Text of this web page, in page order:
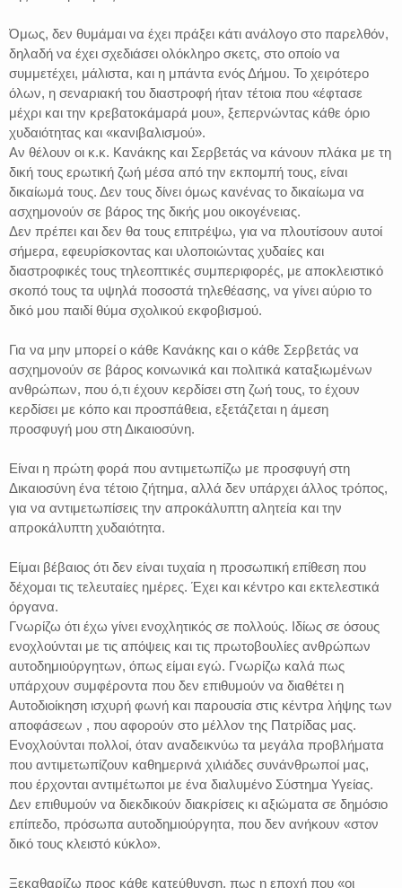
Όμως, δεν θυμάμαι να έχει πράξει κάτι ανάλογο στο παρελθόν,
δηλαδή να έχει σχεδιάσει ολόκληρο σκετς, στο οποίο να
συμμετέχει, μάλιστα, και η μπάντα ενός Δήμου. Το χειρότερο
όλων, η σεναριακή του διαστροφή ήταν τέτοια που «έφτασε
μέχρι και την κρεβατοκάμαρά μου», ξεπερνώντας κάθε όριο
χυδαιότητας και «κανιβαλισμού».
Αν θέλουν οι κ.κ. Κανάκης και Σερβετάς να κάνουν πλάκα με τη
δική τους ερωτική ζωή μέσα από την εκπομπή τους, είναι
δικαίωμά τους. Δεν τους δίνει όμως κανένας το δικαίωμα να
ασχημονούν σε βάρος της δικής μου οικογένειας.
Δεν πρέπει και δεν θα τους επιτρέψω, για να πλουτίσουν αυτοί
σήμερα, εφευρίσκοντας και υλοποιώντας χυδαίες και
διαστροφικές τους τηλεοπτικές συμπεριφορές, με αποκλειστικό
σκοπό τους τα υψηλά ποσοστά τηλεθέασης, να γίνει αύριο το
δικό μου παιδί θύμα σχολικού εκφοβισμού.
Για να μην μπορεί ο κάθε Κανάκης και ο κάθε Σερβετάς να
ασχημονούν σε βάρος κοινωνικά και πολιτικά καταξιωμένων
ανθρώπων, που ό,τι έχουν κερδίσει στη ζωή τους, το έχουν
κερδίσει με κόπο και προσπάθεια, εξετάζεται η άμεση
προσφυγή μου στη Δικαιοσύνη.
Είναι η πρώτη φορά που αντιμετωπίζω με προσφυγή στη
Δικαιοσύνη ένα τέτοιο ζήτημα, αλλά δεν υπάρχει άλλος τρόπος,
για να αντιμετωπίσεις την απροκάλυπτη αλητεία και την
απροκάλυπτη χυδαιότητα.
Είμαι βέβαιος ότι δεν είναι τυχαία η προσωπική επίθεση που
δέχομαι τις τελευταίες ημέρες. Έχει και κέντρο και εκτελεστικά
όργανα.
Γνωρίζω ότι έχω γίνει ενοχλητικός σε πολλούς. Ιδίως σε όσους
ενοχλούνται με τις απόψεις και τις πρωτοβουλίες ανθρώπων
αυτοδημιούργητων, όπως είμαι εγώ. Γνωρίζω καλά πως
υπάρχουν συμφέροντα που δεν επιθυμούν να διαθέτει η
Αυτοδιοίκηση ισχυρή φωνή και παρουσία στις κέντρα λήψης των
αποφάσεων , που αφορούν στο μέλλον της Πατρίδας μας.
Ενοχλούνται πολλοί, όταν αναδεικνύω τα μεγάλα προβλήματα
που αντιμετωπίζουν καθημερινά χιλιάδες συνάνθρωποί μας,
που έρχονται αντιμέτωποι με ένα διαλυμένο Σύστημα Υγείας.
Δεν επιθυμούν να διεκδικούν διακρίσεις κι αξιώματα σε δημόσιο
επίπεδο, πρόσωπα αυτοδημιούργητα, που δεν ανήκουν «στον
δικό τους κλειστό κύκλο».
Ξεκαθαρίζω προς κάθε κατεύθυνση, πως η εποχή που «οι